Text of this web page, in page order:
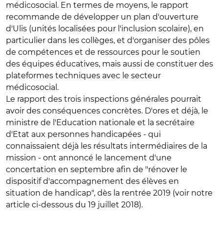
médicosocial. En termes de moyens, le rapport
recommande de développer un plan d'ouverture
d'Ulis (unités localisées pour l'inclusion scolaire), en
particulier dans les collèges, et d'organiser des pôles
de compétences et de ressources pour le soutien
des équipes éducatives, mais aussi de constituer des
plateformes techniques avec le secteur
médicosocial.
Le rapport des trois inspections générales pourrait
avoir des conséquences concrètes. D'ores et déjà, le
ministre de l'Education nationale et la secrétaire
d'Etat aux personnes handicapées - qui
connaissaient déjà les résultats intermédiaires de la
mission - ont annoncé le lancement d'une
concertation en septembre afin de "rénover le
dispositif d'accompagnement des élèves en
situation de handicap", dès la rentrée 2019 (voir notre
article ci-dessous du 19 juillet 2018).